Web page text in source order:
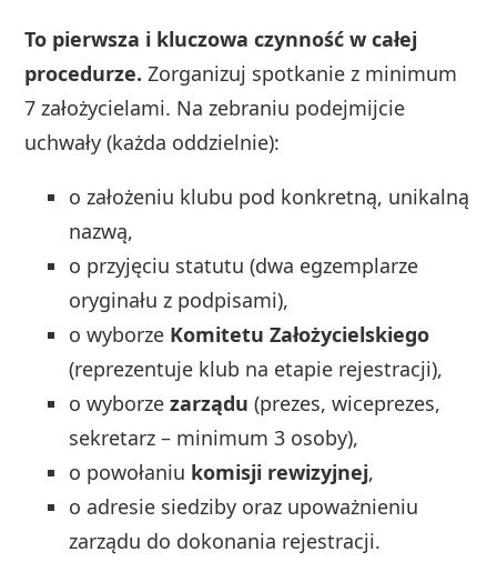
To pierwsza i kluczowa czynność w całej
procedurze. Zorganizuj spotkanie z minimum
7 założycielami. Na zebraniu podejmijcie
uchwały (każda oddzielnie):
o założeniu klubu pod konkretną, unikalną
nazwą,
o przyjęciu statutu (dwa egzemplarze
oryginału z podpisami),
o wyborze Komitetu Założycielskiego
(reprezentuje klub na etapie rejestracji),
o wyborzezarządu (prezes, wiceprezes,
sekretarz – minimum 3 osoby),
o powołaniu komisji rewizyjnej,
o adresie siedziby oraz upoważnieniu
zarządu do dokonania rejestracji.